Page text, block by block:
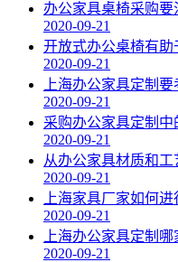
办公家具桌椅采购要
2020-09-21
开放式办公桌椅有
2020-09-21
上海办公家具定制
2020-09-21
采购办公家具定制中
2020-09-21
从办公家具材质和
2020-09-21
上海家具厂家如何
2020-09-21
上海办公家具定制哪
2020-09-21